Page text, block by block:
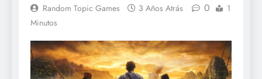
Random Topic Games 3 Años Atrás 0
1
Minutos